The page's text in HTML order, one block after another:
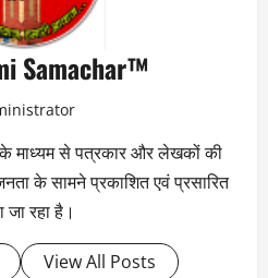
Samachar™
माध्यम से पत्रकार और लेखकों की
के सामने प्रकाशित एवं प्रसारित
जा रहा है।
View All Posts